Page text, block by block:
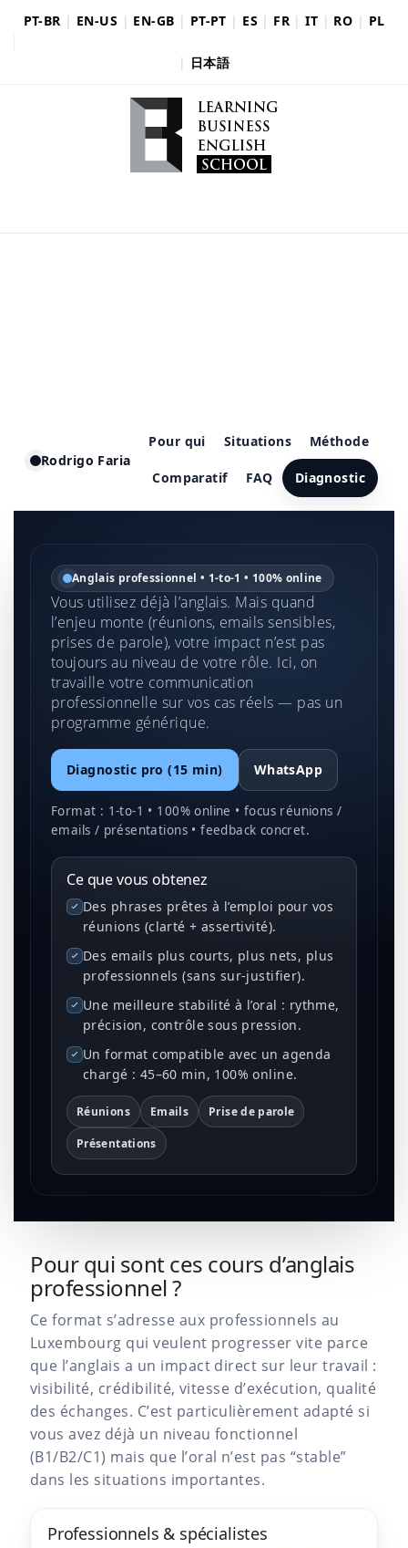
PT-BR | EN-US | EN-GB | PT-PT | ES | FR |IT | RO | PL
| 日本語
Rodrigo Faria
Pour qui Situations Méthode
Comparatif FAQ Diagnostic
Anglais professionnel • 1-to-1 • 100% online
Vous utilisez déjà l’anglais. Mais quand
l’enjeu monte (réunions, emails sensibles,
prises de parole), votre impact n’est pas
toujours au niveau de votre rôle. Ici, on
travaille votre communication
professionnelle sur vos cas réels — pas un
programme générique.
Diagnostic pro (15 min) WhatsApp
Format : 1-to-1 • 100% online • focus réunions /
emails / présentations • feedback concret.
Ce que vous obtenez
Des phrases prêtes à l’emploi pour vos
réunions (clarté + assertivité).
Des emails plus courts, plus nets, plus
professionnels (sans sur-justifier).
Une meilleure stabilité à l’oral : rythme,
précision, contrôle sous pression.
Un format compatible avec un agenda
chargé : 45–60 min, 100% online.
Réunions Emails Prise de parole
Présentations
Pour qui sont ces cours d’anglais
professionnel ?
Ce format s’adresse aux professionnels au
Luxembourg qui veulent progresser vite parce
que l’anglais a un impact direct sur leur travail :
visibilité, crédibilité, vitesse d’exécution, qualité
des échanges. C’est particulièrement adapté si
vous avez déjà un niveau fonctionnel
(B1/B2/C1) mais que l’oral n’est pas “stable”
dans les situations importantes.
Professionnels & spécialistes